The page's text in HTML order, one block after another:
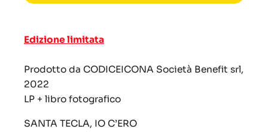
Edizione limitata
Prodotto da CODICEICONA Società Benefit srl,
2022
LP + libro fotografico
SANTA TECLA, IO C’ERO